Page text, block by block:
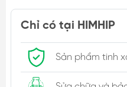
Chỉ có tại HIMHIP
Sản phẩm tinh